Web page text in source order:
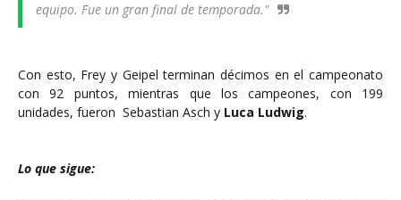
equipo. Fue un gran final de temporada."
Con esto, Frey y Geipel terminan décimos en el campeonato
con 92 puntos, mientras que los campeones, con 199
unidades, fueron Sebastian Asch y Luca Ludwig.
Lo que sigue: